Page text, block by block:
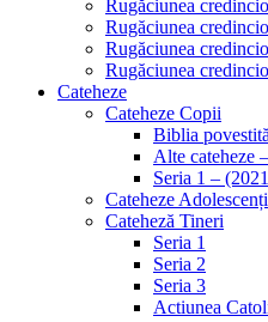
Rugăciunea
Rugăciunea
Rugăciunea
Rugăciunea
Cateheze
Cateheze Copii
Biblia
Alte cateheze
Seria 1 –
Cateheze Adolescenți
Cateheză Tineri
Seria 1
Seria 2
Seria 3
Actiunea